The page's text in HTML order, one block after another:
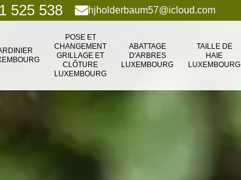
525 538 hjholderbaum57@icloud.com
POSE ET
CHANGEMENT
GRILLAGE ET
CLÔTURE
LUXEMBOURG
ABATTAGE
D'ARBRES
LUXEMBOURG
TAILLE DE
HAIE
LUXEMBOURG